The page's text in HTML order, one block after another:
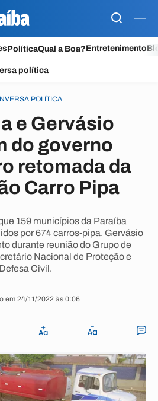
PolíticaQual a Boa?Entretenimento
política
POLÍTICA
e Gervásio
do governo
retomada da
Carro Pipa
159 municípios da Paraíba
por 674 carros-pipa. Gervásio
durante reunião do Grupo de
Nacional de Proteção e
Defesa Civil.
em 24/11/2022 às 0:06